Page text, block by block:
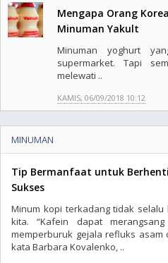
Mengapa Orang
Minuman Yakult
Minuman yoghurt
supermarket. Tapi
melewati ..
KAMIS, 06/09/2018 10:12
MINUMAN
Tip Bermanfaat untuk
Sukses
Minum kopi terkadang tidak
kita. “Kafein dapat
memperburuk gejala refluks asam
kata Barbara Kovalenko, ..